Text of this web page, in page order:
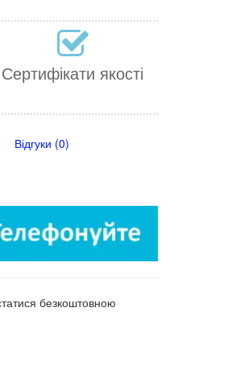
Сертифікати якості
Відгуки (0)
безкоштовною